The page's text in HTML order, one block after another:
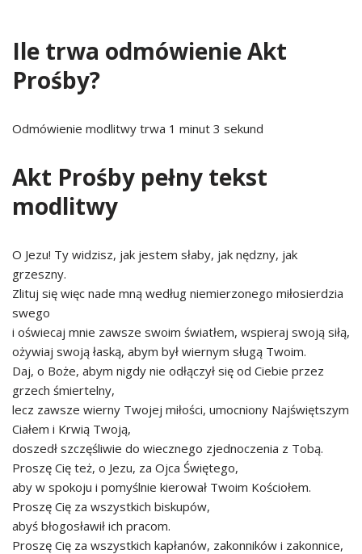
Ile trwa odmówienie Akt
Prośby?
Odmówienie modlitwy trwa 1 minut 3 sekund
Akt Prośby pełny tekst
modlitwy
O Jezu! Ty widzisz, jak jestem słaby, jak nędzny, jak
grzeszny.
Zlituj się więc nade mną według niemierzonego miłosierdzia
swego
i oświecaj mnie zawsze swoim światłem, wspieraj swoją siłą,
ożywiaj swoją łaską, abym był wiernym sługą Twoim.
Daj, o Boże, abym nigdy nie odłączył się od Ciebie przez
grzech śmiertelny,
lecz zawsze wierny Twojej miłości, umocniony Najświętszym
Ciałem i Krwią Twoją,
doszedł szczęśliwie do wiecznego zjednoczenia z Tobą.
Proszę Cię też, o Jezu, za Ojca Świętego,
aby w spokoju i pomyślnie kierował Twoim Kościołem.
Proszę Cię za wszystkich biskupów,
abyś błogosławił ich pracom.
Proszę Cię za wszystkich kapłanów, zakonników i zakonnice,